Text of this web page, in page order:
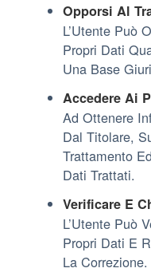
Opporsi Al
L’Utente Può
Propri Dati
Una Base
Accedere Ai
Ad Ottenere
Dal Titolare,
Trattamento
Dati Trattati.
Verificare E
L’Utente Può
Propri Dati E
La Correzione.